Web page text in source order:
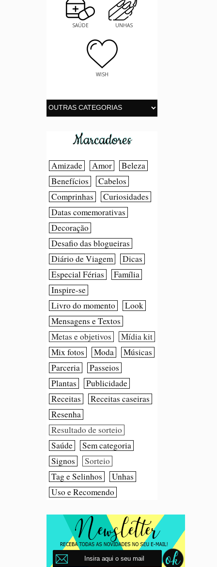
SAÚDE UNHAS
WISH
Marcadores
Amizade Amor
Beleza
Benefícios
Cabelos
Comprinhas
Curiosidades
Datas comemorativas
Decoração
Desafio das blogueiras
Diário de Viagem
Dicas
Especial Férias
Família
Inspire-se
Livro do momento
Look
Mensagens e Textos
Metas e objetivos
Mídia kit
Mix fotos
Moda
Músicas
Parceria
Passeios
Plantas
Publicidade
Receitas
Receitas caseiras
Resenha
Resultado de sorteio
Saúde
Sem categoria
Signos
Sorteio
Tag e Selinhos
Unhas
Uso e Recomendo